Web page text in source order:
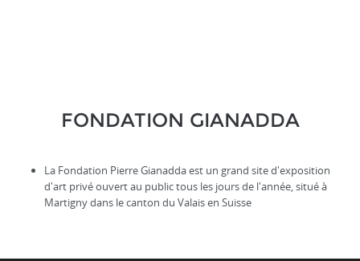
FONDATION GIANADDA
La Fondation Pierre Gianadda est un grand site d'exposition
d'art privé ouvert au public tous les jours de l'année, situé à
Martigny dans le canton du Valais en Suisse